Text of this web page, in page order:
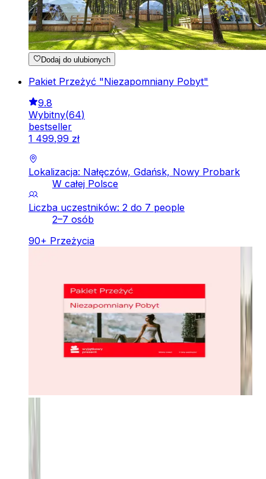
Dodaj do ulubionych
Pakiet Przeżyć "Niezapomniany Pobyt"
9.8
Wybitny(64)
bestseller
1 499,99 zł
Lokalizacja: Nałęczów, Gdańsk, Nowy Probark
W całej Polsce
Liczba uczestników: 2 do 7 people
2–7 osób
90+ Przeżycia